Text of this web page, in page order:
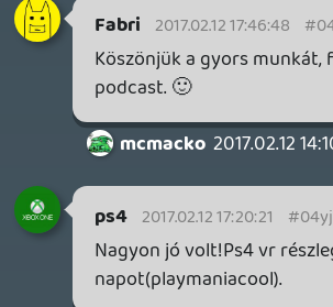
Egy éve nem?
siklara 2017.02.11 10:20:11
Stinger
De van az is.... Mellesleg rengetegen
vannak kint 🙂
helihobby 2017.02.11 10:37:51 #04yjb
SEGA nem is lesz? Ehhh, mérgesek lesznek
a SEGA pártiak... 😃